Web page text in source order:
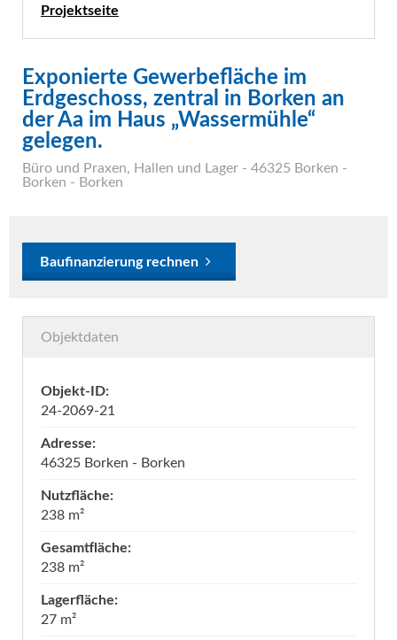
Projektseite
Exponierte Gewerbefläche im
Erdgeschoss, zentral in Borken an
der Aa im Haus „Wassermühle“
gelegen.
Büro und Praxen, Hallen und Lager - 46325 Borken -
Borken - Borken
Baufinanzierung rechnen
Objektdaten
Objekt-ID:
24-2069-21
Adresse:
46325 Borken - Borken
Nutzfläche:
238 m²
Gesamtfläche:
238 m²
Lagerfläche:
27 m²